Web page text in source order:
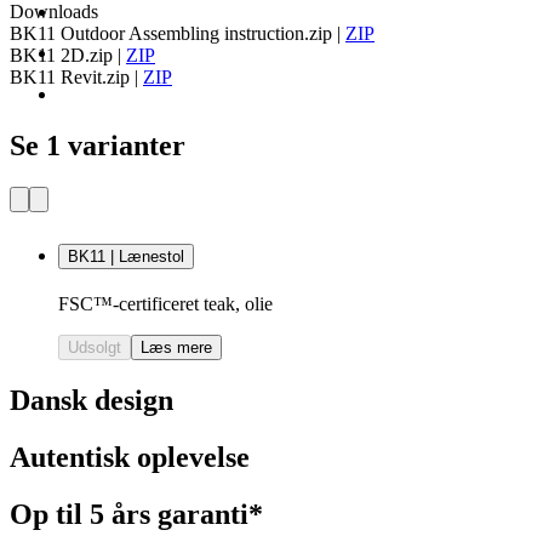
Downloads
BK11 Outdoor Assembling instruction.zip | ZIP
BK11 2D.zip | ZIP
BK11 Revit.zip | ZIP
Se 1 varianter
BK11 | Lænestol
FSC™-certificeret teak, olie
Udsolgt Læs mere
Dansk design
Autentisk oplevelse
Op til 5 års garanti*